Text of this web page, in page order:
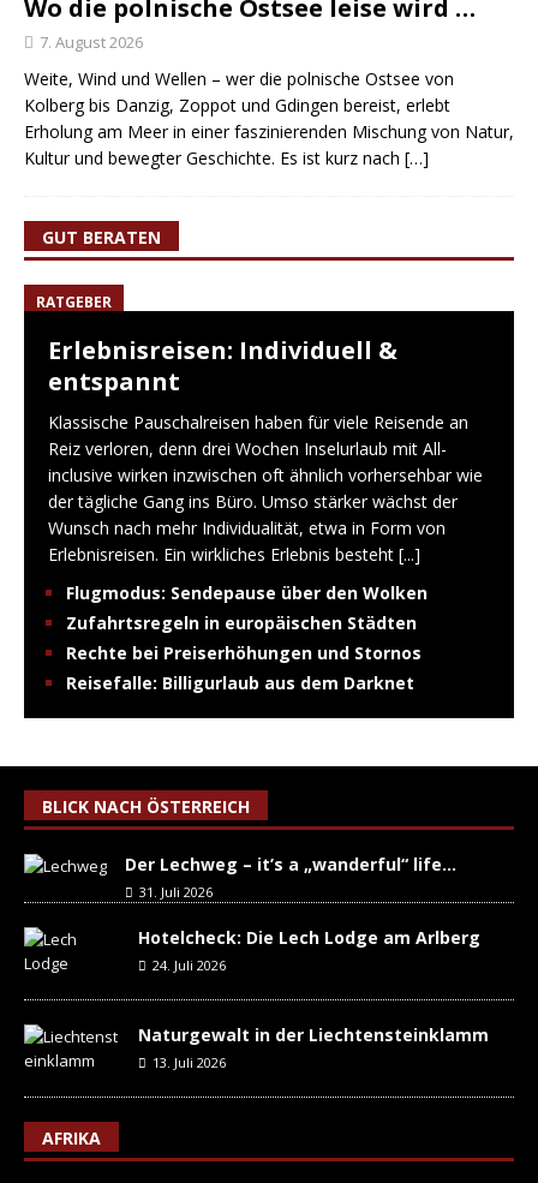
Wo die polnische Ostsee leise wird …
7. August 2026
Weite, Wind und Wellen – wer die polnische Ostsee von
Kolberg bis Danzig, Zoppot und Gdingen bereist, erlebt
Erholung am Meer in einer faszinierenden Mischung von Natur,
Kultur und bewegter Geschichte. Es ist kurz nach […]
GUT BERATEN
RATGEBER
Erlebnisreisen: Individuell &
entspannt
Klassische Pauschalreisen haben für viele Reisende an
Reiz verloren, denn drei Wochen Inselurlaub mit All-
inclusive wirken inzwischen oft ähnlich vorhersehbar wie
der tägliche Gang ins Büro. Umso stärker wächst der
Wunsch nach mehr Individualität, etwa in Form von
Erlebnisreisen. Ein wirkliches Erlebnis besteht [...]
Flugmodus: Sendepause über den Wolken
Zufahrtsregeln in europäischen Städten
Rechte bei Preiserhöhungen und Stornos
Reisefalle: Billigurlaub aus dem Darknet
BLICK NACH ÖSTERREICH
Der Lechweg – it’s a „wanderful“ life…
31. Juli 2026
Hotelcheck: Die Lech Lodge am Arlberg
24. Juli 2026
Naturgewalt in der Liechtensteinklamm
13. Juli 2026
AFRIKA